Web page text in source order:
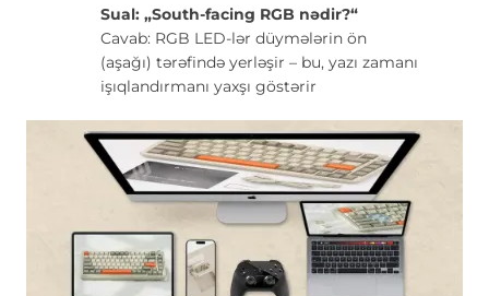
Sual: „South-facing RGB nədir?“
Cavab: RGB LED-lər düymələrin ön
(aşağı) tərəfində yerləşir – bu, yazı zamanı
işıqlandırmanı yaxşı göstərir